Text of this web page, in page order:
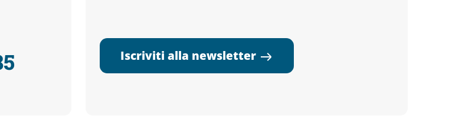
Iscriviti alla newsletter